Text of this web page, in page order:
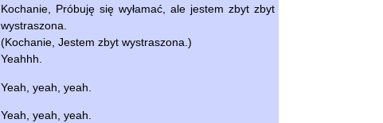
Kochanie, Próbuję się wyłamać, ale jestem zbyt zbyt
wystraszona.
(Kochanie, Jestem zbyt wystraszona.)
Yeahhh.
Yeah, yeah, yeah.
Yeah, yeah, yeah.